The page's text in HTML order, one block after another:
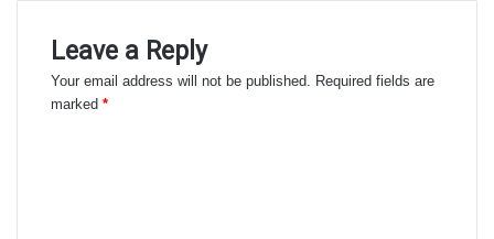
Leave a Reply
Your email address will not be published. Required fields are
marked *